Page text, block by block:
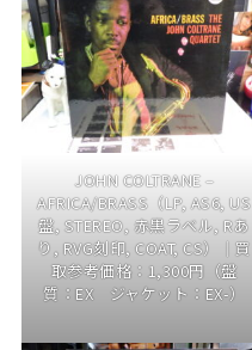
JOHN COLTRANE –
AFRICA/BRASS（LP, AS6, US
盤, STEREO, 赤黒ラベル, Rあ
り, RVG刻印, COAT, CS）｜買
取参考価格：1,300円（盤
質：EX ジャケット：EX-）